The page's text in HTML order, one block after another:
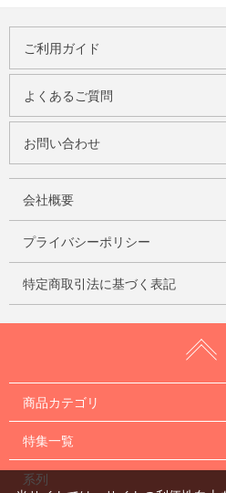
ご利用ガイド
よくあるご質問
お問い合わせ
会社概要
プライバシーポリシー
特定商取引法に基づく表記
商品カテゴリ
特集一覧
系列